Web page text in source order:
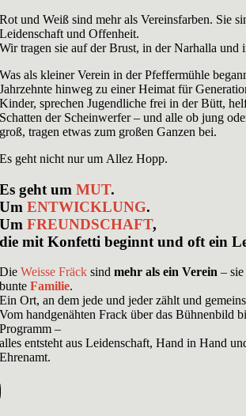
Rot und Weiß sind mehr als Vereinsfarben. Sie
Leidenschaft und Offenheit.
Wir tragen sie auf der Brust, in der Narhalla und
Was als kleiner Verein in der Pfeffermühle
Jahrzehnte hinweg zu einer Heimat für
Kinder, sprechen Jugendliche frei in der Bütt,
Schatten der Scheinwerfer – und alle ob jung
groß, tragen etwas zum großen Ganzen bei.
Es geht nicht nur um Allez Hopp.
Es geht umMUT.
UmENTWICKLUNG.
UmFREUNDSCHAFT,
die mit Konfetti beginnt und oft ein
DieWeisse Fräck sindmehr als ein Verein –
bunteFamilie.
Ein Ort, an dem jede und jeder zählt und
Vom handgenähten Frack über das Bühnenbild
Programm –
alles entsteht aus Leidenschaft, Hand in Hand
Ehrenamt.